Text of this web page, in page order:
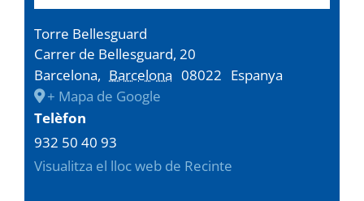
Torre Bellesguard
Carrer de Bellesguard, 20
Barcelona, Barcelona 08022 Espanya
+ Mapa de Google
Telèfon
932 50 40 93
Visualitza el lloc web de Recinte